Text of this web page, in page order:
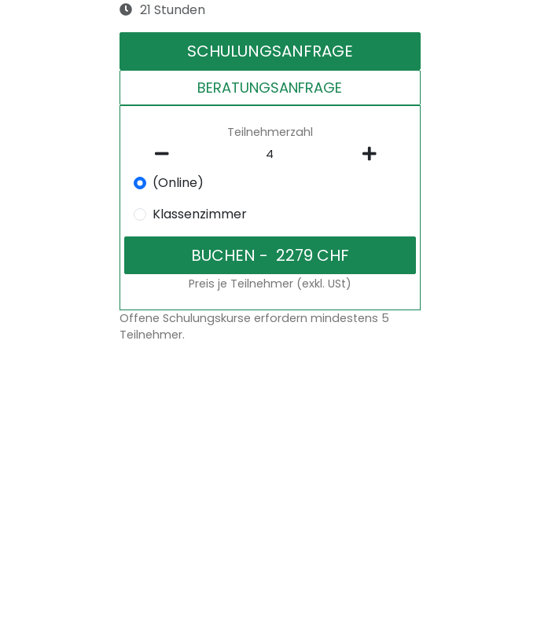
21 Stunden
SCHULUNGSANFRAGE
BERATUNGSANFRAGE
Teilnehmerzahl
(Online)
Klassenzimmer
Preis je Teilnehmer (exkl. USt)
Offene Schulungskurse erfordern mindestens 5
Teilnehmer.